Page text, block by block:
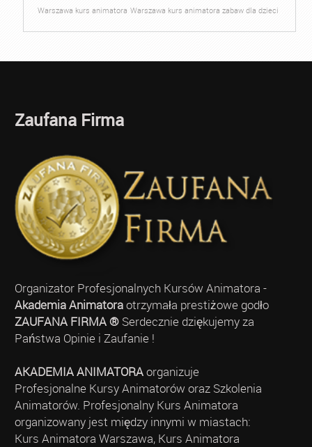
Warszawa kurs animatora Warszawa kurs animatora zabaw dla dzieci
Zaufana Firma
Organizator Profesjonalnych Kursów Animatora -
Akademia Animatoraotrzymała prestiżowe godło
ZAUFANA FIRMA ®Serdecznie dziękujemy za
Państwa Opinie i Zaufanie !
AKADEMIA ANIMATORAorganizuje
Profesjonalne Kursy Animatorów oraz Szkolenia
Animatorów. Profesjonalny Kurs Animatora
organizowany jest między innymi w miastach:
Kurs Animatora Warszawa, Kurs Animatora